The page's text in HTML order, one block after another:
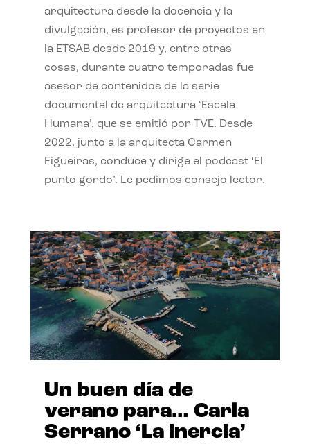
arquitectura desde la docencia y la
divulgación, es profesor de proyectos en
la ETSAB desde 2019 y, entre otras
cosas, durante cuatro temporadas fue
asesor de contenidos de la serie
documental de arquitectura ‘Escala
Humana’, que se emitió por TVE. Desde
2022, junto a la arquitecta Carmen
Figueiras, conduce y dirige el podcast ‘El
punto gordo’. Le pedimos consejo lector.
Un buen día de
verano para… Carla
Serrano ‘La inercia’